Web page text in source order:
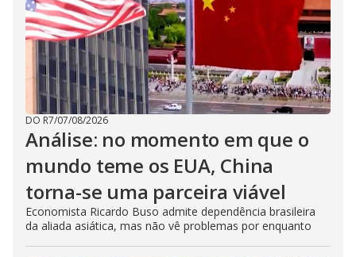
DO R7/07/08/2026
Análise: no momento em que o
mundo teme os EUA, China
torna-se uma parceira viável
Economista Ricardo Buso admite dependência brasileira
da aliada asiática, mas não vê problemas por enquanto